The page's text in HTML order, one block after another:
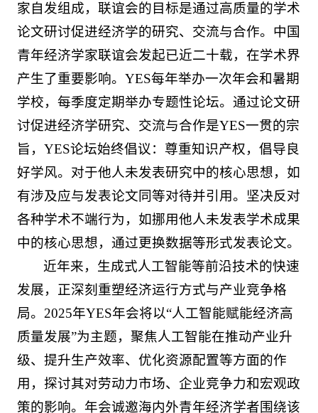
家自发组成，联谊会的目标是通过高质量的学术
论文研讨促进经济学的研究、交流与合作。中国
青年经济学家联谊会发起已近二十载，在学术界
产生了重要影响。YES每年举办一次年会和暑期
学校，每季度定期举办专题性论坛。通过论文研
讨促进经济学研究、交流与合作是YES一贯的宗
旨，YES论坛始终倡议：尊重知识产权，倡导良
好学风。对于他人未发表研究中的核心思想，如
有涉及应与发表论文同等对待并引用。坚决反对
各种学术不端行为，如挪用他人未发表学术成果
中的核心思想，通过更换数据等形式发表论文。
近年来，生成式人工智能等前沿技术的快速
发展，正深刻重塑经济运行方式与产业竞争格
局。2025年YES年会将以“人工智能赋能经济高
质量发展”为主题，聚焦人工智能在推动产业升
级、提升生产效率、优化资源配置等方面的作
用，探讨其对劳动力市场、企业竞争力和宏观政
策的影响。年会诚邀海内外青年经济学者围绕该